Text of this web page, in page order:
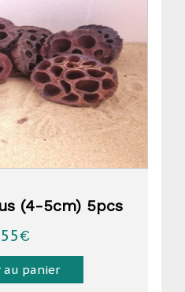
(4-5cm) 5pcs
€
au panier